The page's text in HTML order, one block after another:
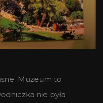
Muzeum to
nie była